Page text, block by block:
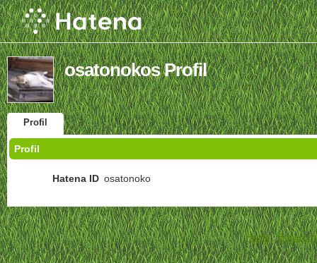
osatonokos Profil
Profil
Profil
Hatena ID osatonoko
Home-